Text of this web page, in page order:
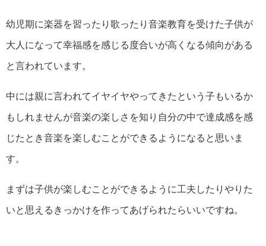
幼児期に楽器を習ったり歌ったり音楽教育を受けた子供が
大人になって幸福感を感じる度合いが高くなる傾向がある
と言われています。
中には親に言われてイヤイヤやってきたという子もいるか
もしれませんが音楽の楽しさを知り自分の中で達成感を感
じたとき音楽を楽しむことができるようになると思いま
す。
まずは子供が楽しむことができるように工夫したりやりた
いと思えるきっかけを作ってあげられたらいいですね。